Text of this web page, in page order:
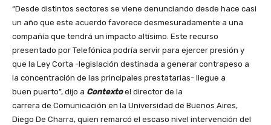
“Desde distintos sectores se viene denunciando desde hace casi
un año que este acuerdo favorece desmesuradamente a una
compañía que tendrá un impacto altísimo. Este recurso
presentado por Telefónica podría servir para ejercer presión y
que la Ley Corta -legislación destinada a generar contrapeso a
la concentración de las principales prestatarias- llegue a
buen puerto”, dijo a Contexto el director de la
carrera de Comunicación en la Universidad de Buenos Aires,
Diego De Charra, quien remarcó el escaso nivel intervención del